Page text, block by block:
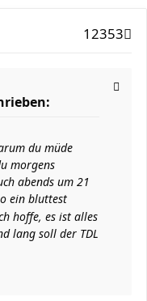
12353
du müde
morgens
abends um 21
ein bluttest
hoffe, es ist alles
lang soll der TDL